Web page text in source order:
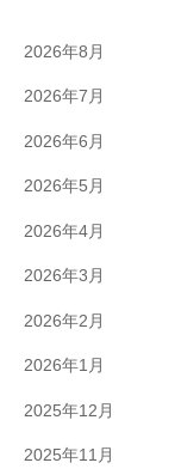
2026年8月
2026年7月
2026年6月
2026年5月
2026年4月
2026年3月
2026年2月
2026年1月
2025年12月
2025年11月